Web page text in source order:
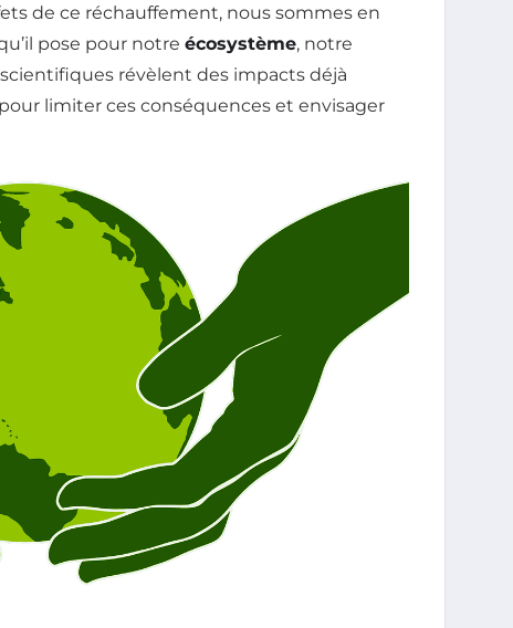
de ce réchauffement, nous sommes en
pose pour notre écosystème, notre
révèlent des impacts déjà
limiter ces conséquences et envisager